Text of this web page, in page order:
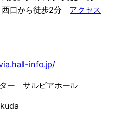
西口から徒歩2分 アクセス
info.jp/
ー サルビアホール